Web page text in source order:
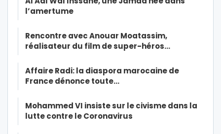
l’amertume
Rencontre avec Anouar Moatassim,
réalisateur du film de super-héros…
Affaire Radi: la diaspora marocaine de
France dénonce toute…
Mohammed VI insiste sur le civisme dans la
lutte contre le Coronavirus